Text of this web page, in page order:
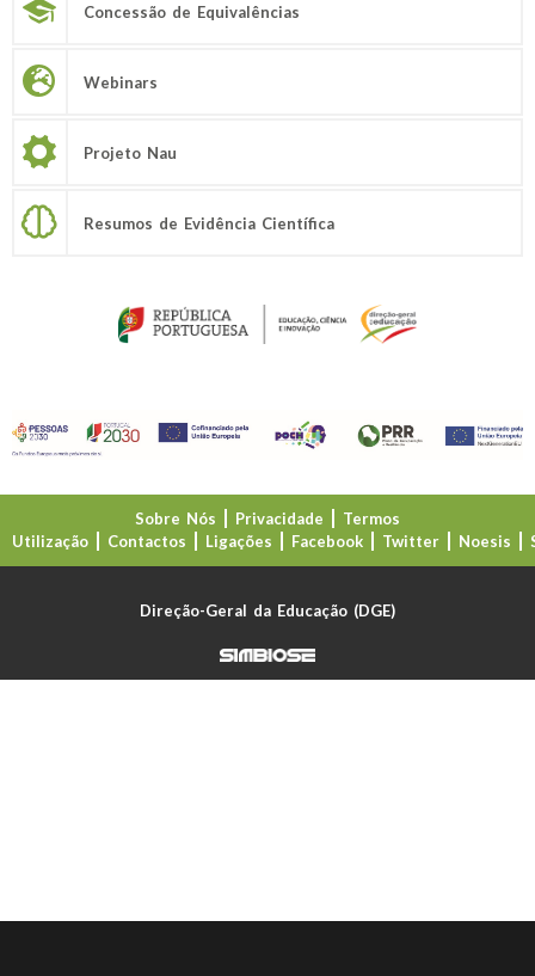
Concessão de Equivalências
Webinars
Projeto Nau
Resumos de Evidência Científica
Sobre Nós Privacidade
Termos
Utilização
Contactos Ligações Facebook Twitter Noesis
Direção-Geral da Educação (DGE)